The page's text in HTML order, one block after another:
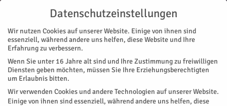
Start Stadtteile Jülich Jülich steigt aufs Rad
STADTTEILE JÜLICH
Jülich steigt aufs Rad
Datenschutzeinstellungen
Wir nutzen Cookies auf unserer Website. Einige von ihnen sind
essenziell, während andere uns helfen, diese Website und Ihre
Erfahrung zu verbessern.
Wenn Sie unter 16 Jahre alt sind und Ihre Zustimmung zu freiwilligen
Diensten geben möchten, müssen Sie Ihre Erziehungsberechtigten
um Erlaubnis bitten.
Wir verwenden Cookies und andere Technologien auf unserer Website.
Einige von ihnen sind essenziell, während andere uns helfen, diese